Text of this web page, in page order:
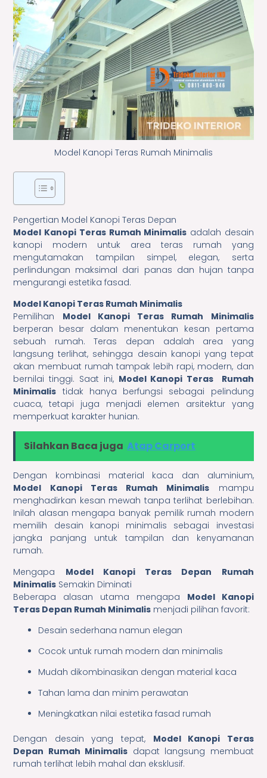
Model Kanopi Teras Rumah Minimalis
Pengertian Model Kanopi Teras Depan
Model Kanopi Teras Rumah Minimalis adalah desain
kanopi modern untuk area teras rumah yang
mengutamakan tampilan simpel, elegan, serta
perlindungan maksimal dari panas dan hujan tanpa
mengurangi estetika fasad.
Model Kanopi Teras Rumah Minimalis
Pemilihan Model Kanopi Teras Rumah Minimalis
berperan besar dalam menentukan kesan pertama
sebuah rumah. Teras depan adalah area yang
langsung terlihat, sehingga desain kanopi yang tepat
akan membuat rumah tampak lebih rapi, modern, dan
bernilai tinggi. Saat ini, Model Kanopi Teras Rumah
Minimalis tidak hanya berfungsi sebagai pelindung
cuaca, tetapi juga menjadi elemen arsitektur yang
memperkuat karakter hunian.
Silahkan Baca juga Atap Carport
Dengan kombinasi material kaca dan aluminium,
Model Kanopi Teras Rumah Minimalis mampu
menghadirkan kesan mewah tanpa terlihat berlebihan.
Inilah alasan mengapa banyak pemilik rumah modern
memilih desain kanopi minimalis sebagai investasi
jangka panjang untuk tampilan dan kenyamanan
rumah.
Mengapa Model Kanopi Teras Depan Rumah
Minimalis Semakin Diminati
Beberapa alasan utama mengapa Model Kanopi
Teras Depan Rumah Minimalis menjadi pilihan favorit:
Desain sederhana namun elegan
Cocok untuk rumah modern dan minimalis
Mudah dikombinasikan dengan material kaca
Tahan lama dan minim perawatan
Meningkatkan nilai estetika fasad rumah
Dengan desain yang tepat, Model Kanopi Teras
Depan Rumah Minimalis dapat langsung membuat
rumah terlihat lebih mahal dan eksklusif.